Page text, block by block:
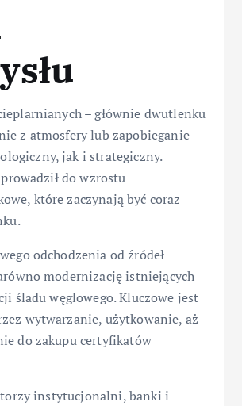
– głównie dwutlenku
z atmosfery lub zapobieganie
jak i strategiczny.
do wzrostu
które zaczynają być coraz
odchodzenia od źródeł
modernizację istniejących
śladu węglowego. Kluczowe jest
wytwarzanie, użytkowanie, aż
do zakupu certyfikatów
instytucjonalni, banki i